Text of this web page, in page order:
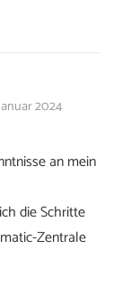
2024
an mein
die Schritte
Zentrale